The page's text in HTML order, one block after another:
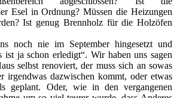
Esel in Ordnung? Müssen die Heizungen
Ist genug Brennholz für die Holzöfen
noch nie im September hingesetzt und
ist ja schon erledigt“. Wir haben uns sagen
selbst renoviert, der muss sich an sowas
irgendwas dazwischen kommt, oder etwas
geplant. Oder, wie in den vergangenen